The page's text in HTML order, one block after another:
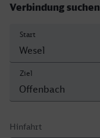
Verbindung suchen
Start
Ziel
Hinfahrt